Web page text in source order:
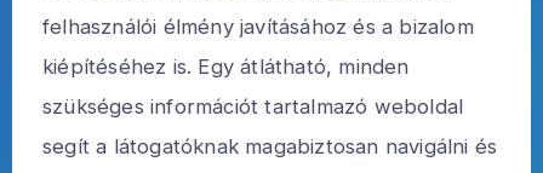
felhasználói élmény javításához és a bizalom
kiépítéséhez is. Egy átlátható, minden
szükséges információt tartalmazó weboldal
segít a látogatóknak magabiztosan navigálni és